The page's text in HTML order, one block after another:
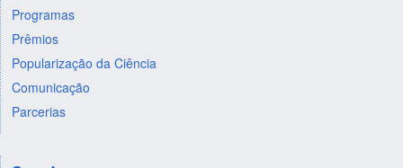
Programas
Prêmios
Popularização da Ciência
Comunicação
Parcerias